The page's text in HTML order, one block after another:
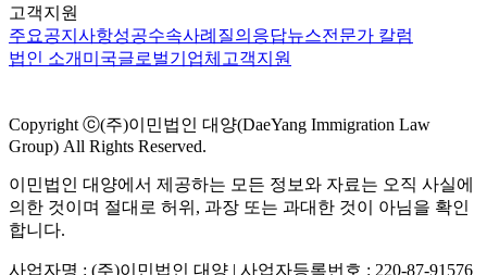
고객지원
주요공지사항성공수속사례 질의응답뉴스전문가 칼럼
법인 소개 미국글로벌기업체 고객지원
Copyright ⓒ(주)이민법인 대양(DaeYang Immigration Law
Group) All Rights Reserved.
이민법인 대양에서 제공하는 모든 정보와 자료는 오직 사실에
의한 것이며 절대로 허위, 과장 또는 과대한 것이 아님을 확인
합니다.
사업자명 : (주)이민법인 대양 | 사업자등록번호 : 220-87-91576